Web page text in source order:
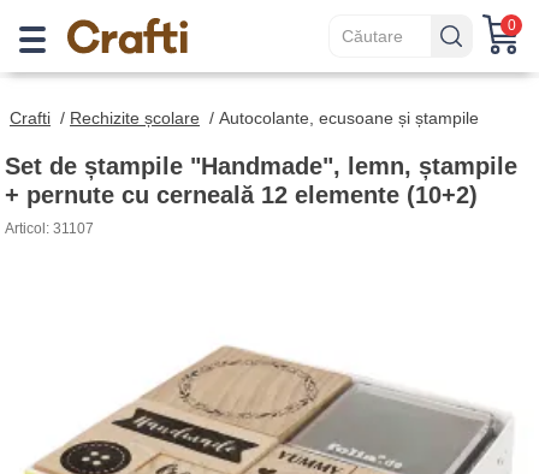
0
Crafti / Rechizite școlare / Autocolante, ecusoane și ștampile
Set de ștampile "Handmade", lemn, ștampile
+ pernute cu cerneală 12 elemente (10+2)
Articol: 31107